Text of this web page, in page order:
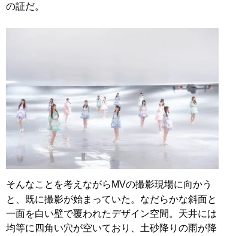
の証だ。
そんなことを考えながらMVの撮影現場に向かう
と、既に撮影が始まっていた。なだらかな斜面と
一面を白い壁で覆われたデザイン空間。天井には
均等に四角い穴が空いており、土砂降りの雨が降